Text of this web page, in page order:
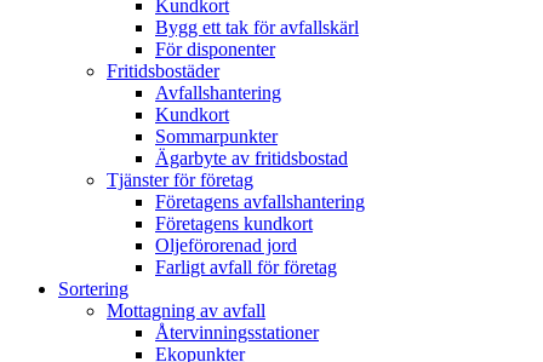
Kundkort
Bygg ett tak för avfallskärl
För disponenter
Fritidsbostäder
Avfallshantering
Kundkort
Sommarpunkter
Ägarbyte av fritidsbostad
Tjänster för företag
Företagens avfallshantering
Företagens kundkort
Oljeförorenad jord
Farligt avfall för företag
Sortering
Mottagning av avfall
Återvinningsstationer
Ekopunkter